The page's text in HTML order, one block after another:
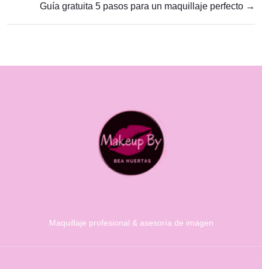
Guía gratuita 5 pasos para un maquillaje perfecto
Maquillaje profesional & asesoría de imagen